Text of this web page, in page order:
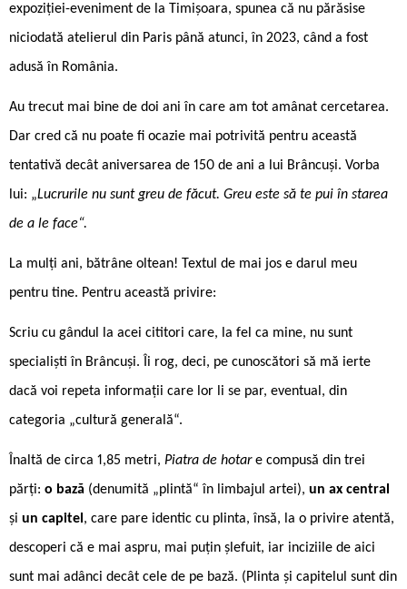
expoziției-eveniment de la Timișoara, spunea că nu părăsise
niciodată atelierul din Paris până atunci, în 2023, când a fost
adusă în România.
Au trecut mai bine de doi ani în care am tot amânat cercetarea.
Dar cred că nu poate fi ocazie mai potrivită pentru această
tentativă decât aniversarea de 150 de ani a lui Brâncuși. Vorba
lui: „Lucrurile nu sunt greu de făcut. Greu este să te pui în starea
de a le face“.
La mulți ani, bătrâne oltean! Textul de mai jos e darul meu
pentru tine. Pentru această privire:
Scriu cu gândul la acei cititori care, la fel ca mine, nu sunt
specialiști în Brâncuși. Îi rog, deci, pe cunoscători să mă ierte
dacă voi repeta informații care lor li se par, eventual, din
categoria „cultură generală“.
Înaltă de circa 1,85 metri, Piatra de hotare compusă din trei
părți: o bază (denumită „plintă“ în limbajul artei), un ax central
și un capitel , care pare identic cu plinta, însă, la o privire atentă,
descoperi că e mai aspru, mai puțin șlefuit, iar inciziile de aici
sunt mai adânci decât cele de pe bază. (Plinta și capitelul sunt din